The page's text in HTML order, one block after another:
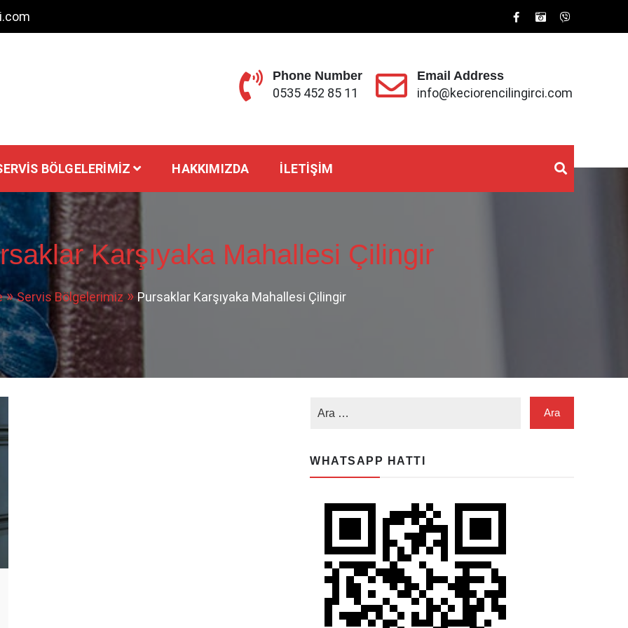
Phone Number
0535 452 85 11
Email Address
info@keciorencilingirci.com
BÖLGELERIMIZ HAKKIMIZDA İLETIŞIM
Karşıyaka Mahallesi Çilingir
Servis Bölgelerimiz Pursaklar Karşıyaka Mahallesi Çilingir
WHATSAPP HATTI